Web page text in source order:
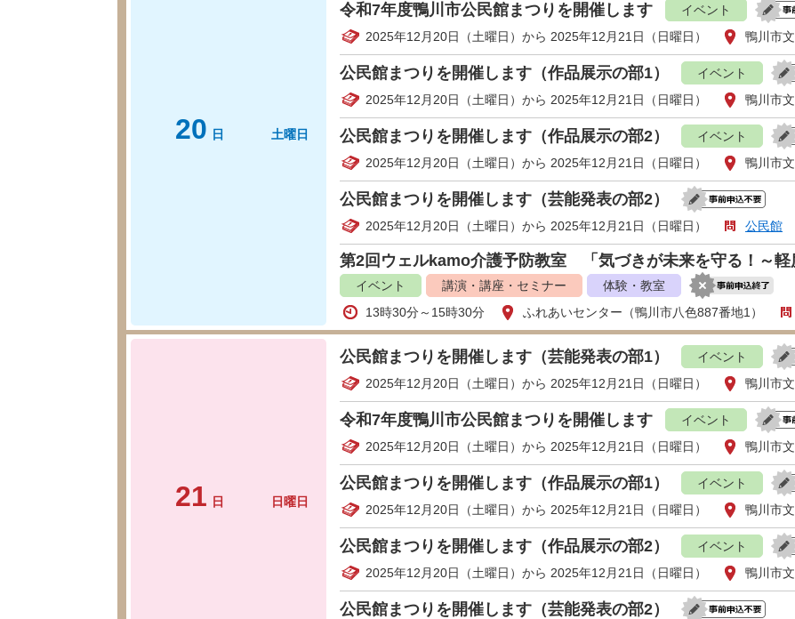
20 日 土曜日
令和7年度鴨川市公民館まつりを開催します
イベント
2025年12月20日（土曜日）から 2025年12月21日（日曜日）
鴨川市
公民館まつりを開催します（作品展示の部1）
イベント
2025年12月20日（土曜日）から 2025年12月21日（日曜日）
鴨川市
公民館まつりを開催します（作品展示の部2）
イベント
2025年12月20日（土曜日）から 2025年12月21日（日曜日）
鴨川市
公民館まつりを開催します（芸能発表の部2）
2025年12月20日（土曜日）から 2025年12月21日（日曜日） 公民館
第2回ウェルkamo介護予防教室 「気づきが未来を守る！～軽
イベント 講演・講座・セミナー
体験・教室
13時30分～15時30分
ふれあいセンター（鴨川市八色887番地1）
21 日 日曜日
公民館まつりを開催します（芸能発表の部1）
イベント
2025年12月20日（土曜日）から 2025年12月21日（日曜日）
鴨川市
令和7年度鴨川市公民館まつりを開催します
イベント
2025年12月20日（土曜日）から 2025年12月21日（日曜日）
鴨川市
公民館まつりを開催します（作品展示の部1）
イベント
2025年12月20日（土曜日）から 2025年12月21日（日曜日）
鴨川市
公民館まつりを開催します（作品展示の部2）
イベント
2025年12月20日（土曜日）から 2025年12月21日（日曜日）
鴨川市
公民館まつりを開催します（芸能発表の部2）